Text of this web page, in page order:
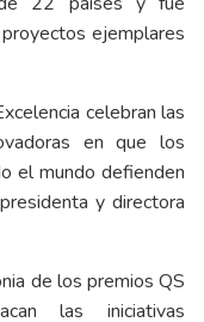
ejemplares
celebran las
en que los
el mundo defienden
y directora
de los premios QS
las iniciativas